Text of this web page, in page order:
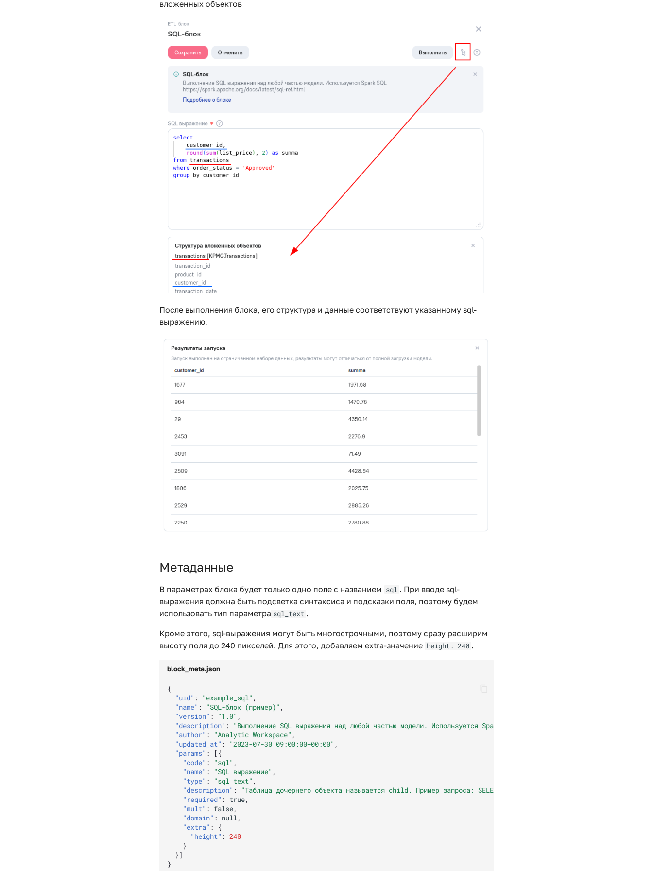
вложенных объектов
После выполнения блока, его структура и данные соответствуют указанному sql-
выражению.
Метаданные
В параметрах блока будет только одно поле с названием sql . При вводе sql-
выражения должна быть подсветка синтаксиса и подсказки поля, поэтому будем
использовать тип параметра sql_text .
Кроме этого, sql-выражения могут быть многострочными, поэтому сразу расширим
высоту поля до 240 пикселей. Для этого, добавляем extra-значение height: 240 .
block_meta.json
{
"uid" : "example_sql" ,
"name" : "SQL-блок (пример)" ,
"version" : "1.0" ,
"description" :
"Выполнение SQL выражения над любой частью модели. Используется Spark SQL https://spark.apache.org/
"author" : "Analytic Workspace" ,
"updated_at" : "2023-07-30 09:00:00+00:00" ,
"params" :
[{
"code" : "sql" ,
"name" : "SQL выражение" ,
"type" : "sql_text" ,
"description" : "Таблица дочернего объекта называется child. Пример запроса: SELECT * FROM child."
"required" : true,
"mult" : false,
"domain" : null,
"extra" :
{
"height" : 240
}
}]
}